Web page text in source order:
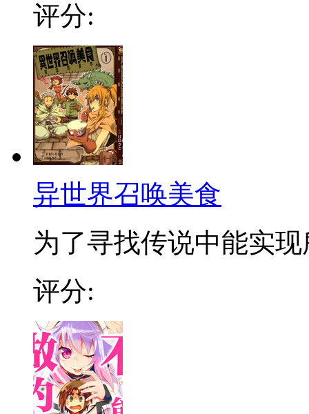
评分:
异世界召唤美食
为了寻找传说中能实
评分: